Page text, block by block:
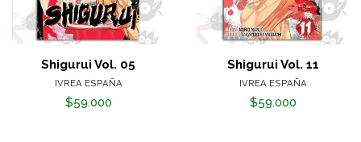
Shigurui Vol. 05
IVREA ESPAÑA
$59.000
Shigurui Vol. 11
IVREA ESPAÑA
$59.000